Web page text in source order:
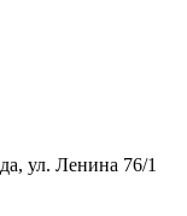
ул. Ленина 76/1